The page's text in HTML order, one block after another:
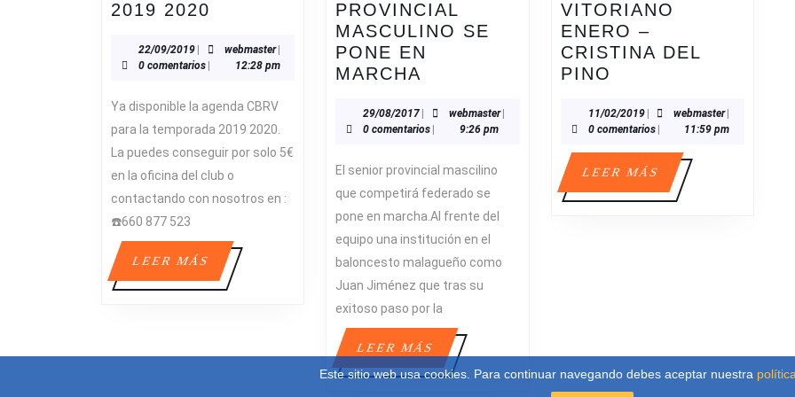
2019 2020
2019
2020
22/09/201922/09/2019
| webmasterwebmaster
|
0 comentarios | 12:28 pm
Ya disponible la agenda CBRV
para la temporada 2019 2020.
La puedes conseguir por solo 5€
en la oficina del club o
contactando con nosotros en :
☎️660 877 523
LEER MÁSLEER
MÁS
PROVINCIAL
MASCULINO SE
PONE EN
MARCHA
PROVINCIAL
MASCULINO
PONE
EN
MARCHA
29/08/201729/08/2017
| webmasterwebmaster
|
0 comentarios | 9:26 pm
El senior provincial mascilino
que competirá federado se
pone en marcha.Al frente del
equipo una institución en el
baloncesto malagueño como
Juan Jiménez que tras su
exitoso paso por la
LEER MÁSLEER
MÁS
VITORIANO
ENERO –
CRISTINA DEL
PINO
ENERO
–
CRISTINA
DEL
PINO
11/02/201911/02/2019
| webmasterwebmaster
|
0 comentarios | 11:59 pm
LEER MÁSLEER
MÁS
Este sitio web usa cookies. Para continuar navegando debes aceptar nuestra